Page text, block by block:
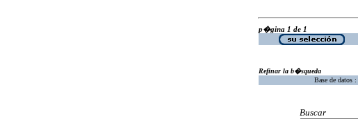
p�gina 1 de 1
Refinar la b�squeda
Base de datos :
Buscar